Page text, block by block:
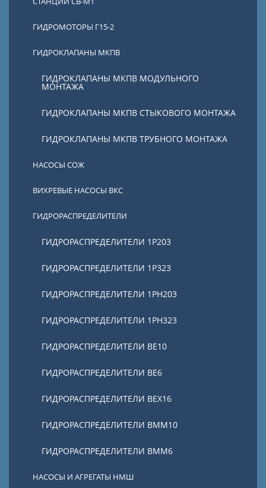
ГИДРОМОТОРЫ Г15-2
ГИДРОКЛАПАНЫ МКПВ
ГИДРОКЛАПАНЫ МКПВ МОДУЛЬНОГО
МОНТАЖА
ГИДРОКЛАПАНЫ МКПВ СТЫКОВОГО МОНТАЖА
ГИДРОКЛАПАНЫ МКПВ ТРУБНОГО МОНТАЖА
НАСОСЫ СОЖ
ВИХРЕВЫЕ НАСОСЫ ВКС
ГИДРОРАСПРЕДЕЛИТЕЛИ
ГИДРОРАСПРЕДЕЛИТЕЛИ 1Р203
ГИДРОРАСПРЕДЕЛИТЕЛИ 1Р323
ГИДРОРАСПРЕДЕЛИТЕЛИ 1РН203
ГИДРОРАСПРЕДЕЛИТЕЛИ 1РН323
ГИДРОРАСПРЕДЕЛИТЕЛИ ВЕ10
ГИДРОРАСПРЕДЕЛИТЕЛИ ВЕ6
ГИДРОРАСПРЕДЕЛИТЕЛИ ВЕХ16
ГИДРОРАСПРЕДЕЛИТЕЛИ ВММ10
ГИДРОРАСПРЕДЕЛИТЕЛИ ВММ6
НАСОСЫ И АГРЕГАТЫ НМШ